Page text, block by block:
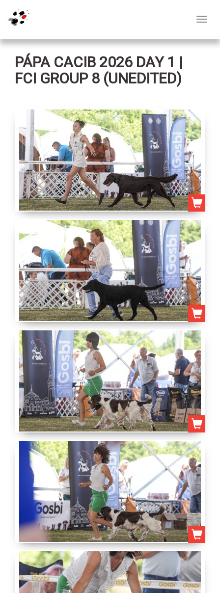
PÁPA CACIB 2026 DAY 1 |
FCI GROUP 8 (UNEDITED)